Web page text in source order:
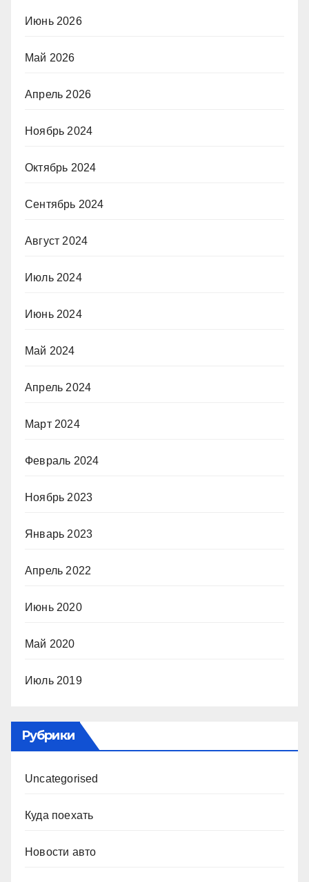
Июнь 2026
Май 2026
Апрель 2026
Ноябрь 2024
Октябрь 2024
Сентябрь 2024
Август 2024
Июль 2024
Июнь 2024
Май 2024
Апрель 2024
Март 2024
Февраль 2024
Ноябрь 2023
Январь 2023
Апрель 2022
Июнь 2020
Май 2020
Июль 2019
Рубрики
Uncategorised
Куда поехать
Новости авто